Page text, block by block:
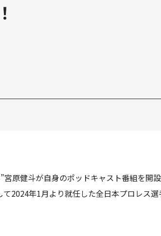
原健斗が自身のポッドキャスト番組を開設
2024年1月より就任した全日本プロレス